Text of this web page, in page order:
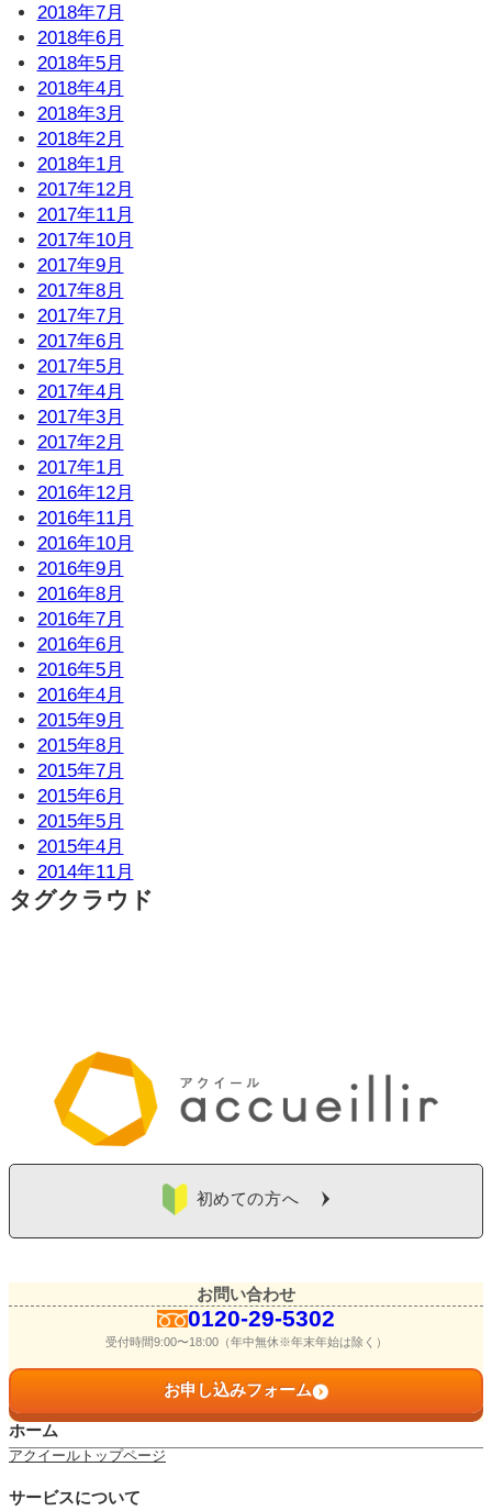
2018年7月
2018年6月
2018年5月
2018年4月
2018年3月
2018年2月
2018年1月
2017年12月
2017年11月
2017年10月
2017年9月
2017年8月
2017年7月
2017年6月
2017年5月
2017年4月
2017年3月
2017年2月
2017年1月
2016年12月
2016年11月
2016年10月
2016年9月
2016年8月
2016年7月
2016年6月
2016年5月
2016年4月
2015年9月
2015年8月
2015年7月
2015年6月
2015年5月
2015年4月
2014年11月
タグクラウド
初めての方へ
お問い合わせ
0120-29-5302
受付時間9:00〜18:00（年中無休※年末年始は除く）
お申し込みフォーム
ホーム
アクイールトップページ
サービスについて